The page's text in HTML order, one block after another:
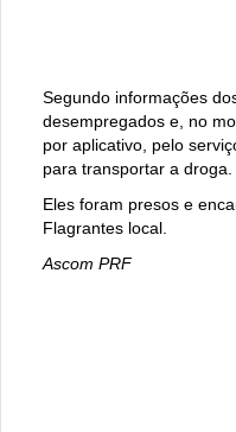
Segundo informações
desempregados e, no
por aplicativo, pelo
para transportar a droga.
Eles foram presos e
Flagrantes local.
Ascom PRF